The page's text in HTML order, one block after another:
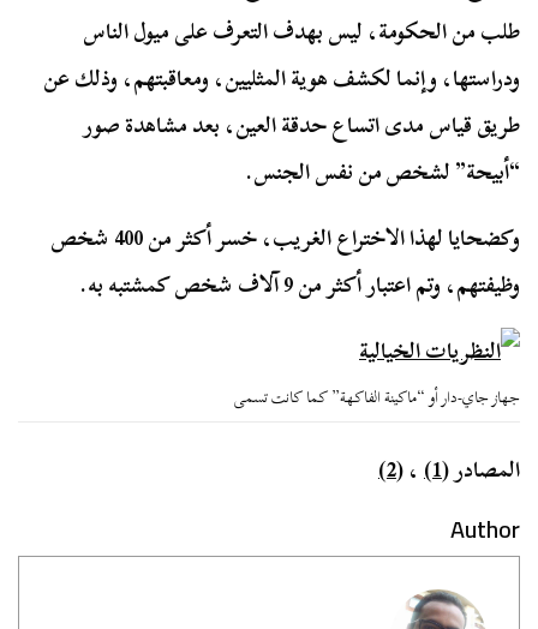
طلب من الحكومة، ليس بهدف التعرف على ميول الناس
ودراستها، وإنما لكشف هوية المثليين، ومعاقبتهم، وذلك عن
طريق قياس مدى اتساع حدقة العين، بعد مشاهدة صور
“أبيحة” لشخص من نفس الجنس.
وكضحايا لهذا الاختراع الغريب، خسر أكثر من 400 شخص
وظيفتهم، وتم اعتبار أكثر من 9 آلاف شخص كمشتبه به.
جهاز جاي-دار أو “ماكينة الفاكهة” كما كانت تسمى
المصادر(1) ،(2)
Author